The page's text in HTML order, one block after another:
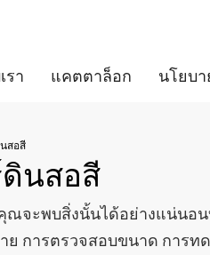
รา แคตตาล็อก นโยบ
สอสี
นสอสี
พบสิ่งนั้นได้อย่างแน่นอน
การตรวจสอบขนาด การ